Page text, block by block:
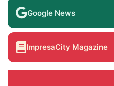
Google News
ImpresaCity Magazine